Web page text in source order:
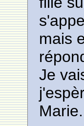
mais
Je
Marie.